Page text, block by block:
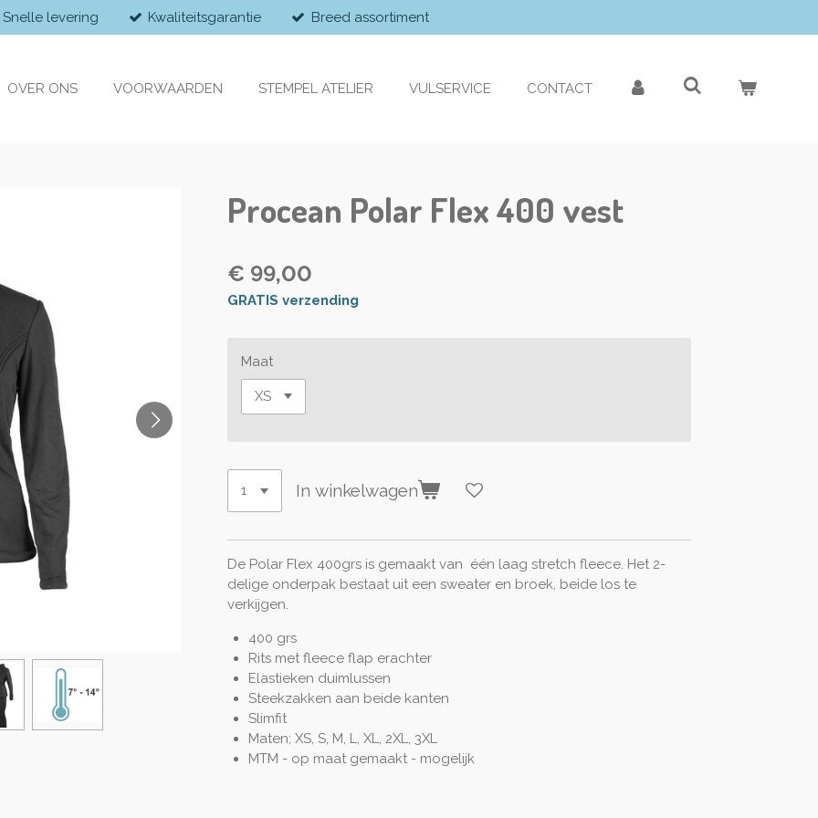
Snelle levering Kwaliteitsgarantie Breed assortiment
OVER ONS VOORWAARDEN STEMPEL ATELIER VULSERVICE CONTACT
Procean Polar Flex 400 vest
€ 99,00
GRATIS verzending
Maat
In winkelwagen
De Polar Flex 400grs is gemaakt van één laag stretch fleece. Het 2-
delige onderpak bestaat uit een sweater en broek, beide los te
verkijgen.
400 grs
Rits met fleece flap erachter
Elastieken duimlussen
Steekzakken aan beide kanten
Slimfit
Maten; XS, S, M, L, XL, 2XL, 3XL
MTM - op maat gemaakt - mogelijk